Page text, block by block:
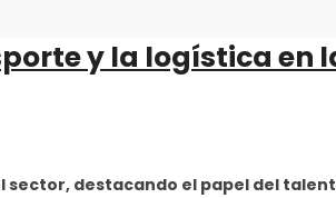
y la logística en
destacando el papel del